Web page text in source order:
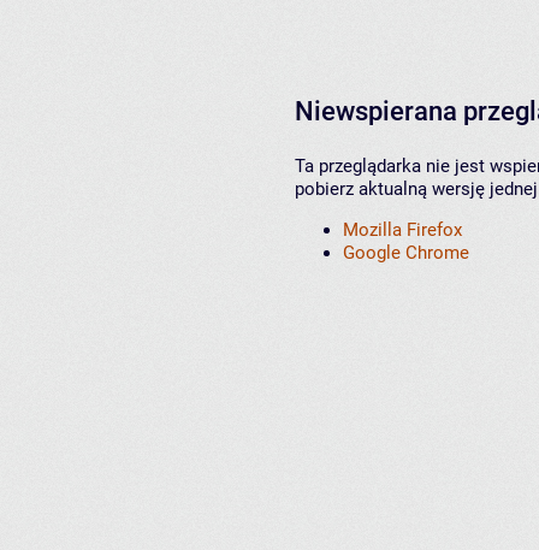
Niewspierana
Ta przeglądarka nie jest
pobierz aktualną wersję
Mozilla Firefox
Google Chrome